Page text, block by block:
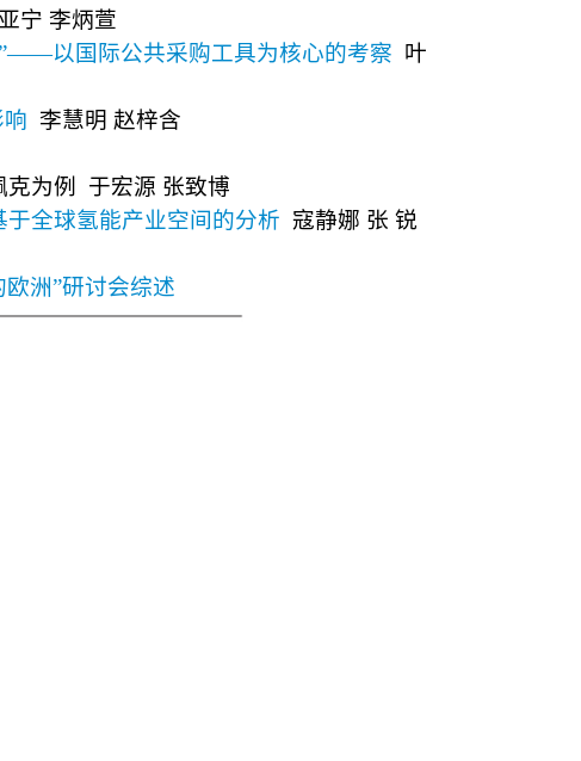
宁 李炳萱
——以国际公共采购工具为核心的考察 叶
李慧明 赵梓含
克为例 于宏源 张致博
于全球氢能产业空间的分析 寇静娜 张 锐
洲”研讨会综述